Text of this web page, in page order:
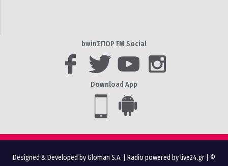
bwinΣΠΟΡ FM Social
Download App
Designed & Developed by Gloman S.A. Radio powered by live24.gr | ©